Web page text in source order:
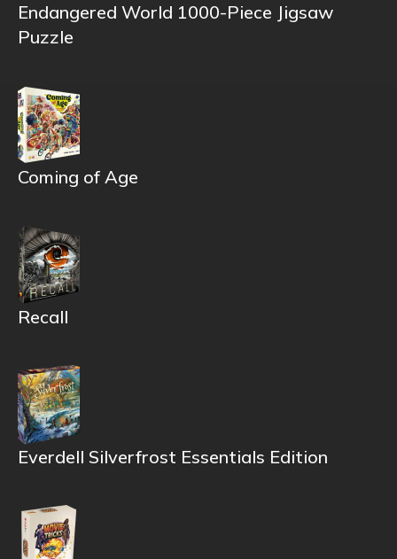
Endangered World 1000-Piece Jigsaw
Puzzle
Coming of Age
Recall
Everdell Silverfrost Essentials Edition